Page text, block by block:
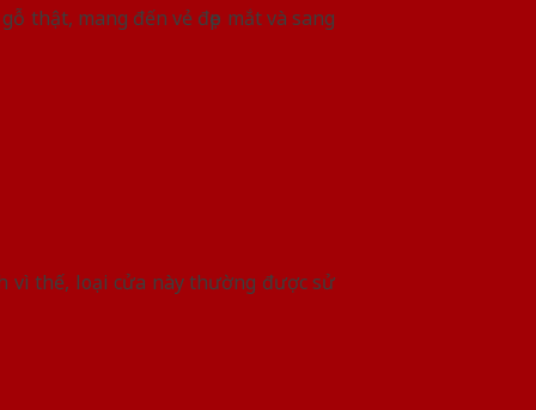
thật, mang đến vẻ đẹp mắt và sang
vì thế, loại cửa này thường được sử